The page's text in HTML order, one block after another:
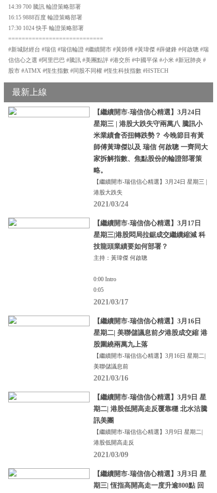
14:39 700 騰訊 輪證策略部署
16:15 9888百度 輪證策略部署
17:30 1024 快手 輪證策略部署
============================
#新城財經台 #瑞信 #瑞信輪證 #繼續開市 #黃師傅 #黃瑋傑 #薛健鋒 #何啟聰 #瑞
信信心之選 #阿里巴巴 #騰訊 #美團點評 #港交所 #中國平保 #小米 #新冠肺炎 #
股市 #ATMX #恆生指數 #同股不同權 #恆生科技指數 #HSTECH
最新上線
【繼續開市-瑞信信心精選】3月24日
星期三 | 港股大跌失守兩萬八 騰訊小
米業績會否扭轉跌勢？ 今晚節目有黃
師傅黃瑋傑以及 瑞信 何啟聰 一齊同大
家拆解指數、焦點股份的輪證部署策
略。
【繼續開市-瑞信信心精選】3月24日 星期三 |
港股大跌失
2021/03/24
【繼續開市-瑞信信心精選】3月17日
星期三|港股悶局拉鋸成交繼續縮減 科
技龍頭業績要如何部署？
主持：黃瑋傑 何啟聰
0:00 Intro
0:05
2021/03/17
【繼續開市-瑞信信心精選】3月16日
星期二| 美聯儲議息前夕港股成交縮 港
股圍繞兩萬九上落
【繼續開市-瑞信信心精選】3月16日 星期二|
美聯儲議息前
2021/03/16
【繼續開市-瑞信信心精選】3月9日 星
期二| 港股低開高走反覆靠穩 北水沽騰
訊美團
【繼續開市-瑞信信心精選】3月9日 星期二|
港股低開高走反
2021/03/09
【繼續開市-瑞信信心精選】3月3日 星
期三| 恆指高開高走一度升逾800點 回